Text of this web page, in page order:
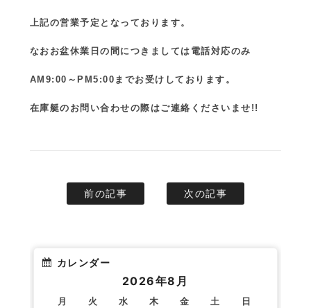
上記の営業予定となっております。
なおお盆休業日の間につきましては電話対応のみ
AM9:00～PM5:00までお受けしております。
在庫艇のお問い合わせの際はご連絡くださいませ!!
前の記事 次の記事
カレンダー
2026年8月
月 火 水 木 金 土 日